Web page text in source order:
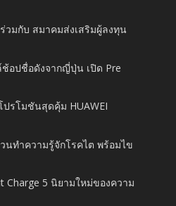
วมกับ สมาคมส่งเสริมผู้ลงทุน
ช้อปชื่อดังจากญี่ปุ่น เปิด Pre
ปรโมชันสุดคุ้ม HUAWEI
นทำความรู้จักโรคไต พร้อมไข
Charge 5 นิยามใหม่ของความ